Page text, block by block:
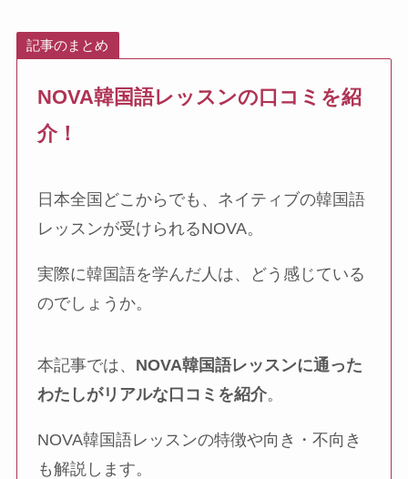
記事のまとめ
NOVA韓国語レッスンの口コミを紹
介！
日本全国どこからでも、ネイティブの韓国語
レッスンが受けられるNOVA。
実際に韓国語を学んだ人は、どう感じている
のでしょうか。
本記事では、 NOVA韓国語レッスンに通った
わたしがリアルな口コミを紹介。
NOVA韓国語レッスンの特徴や向き・不向き
も解説します。